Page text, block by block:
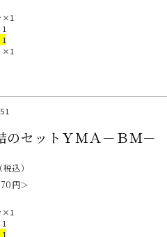
×1
×1
のセットＹＭＡ－ＢＭ－
込）
円＞
×1